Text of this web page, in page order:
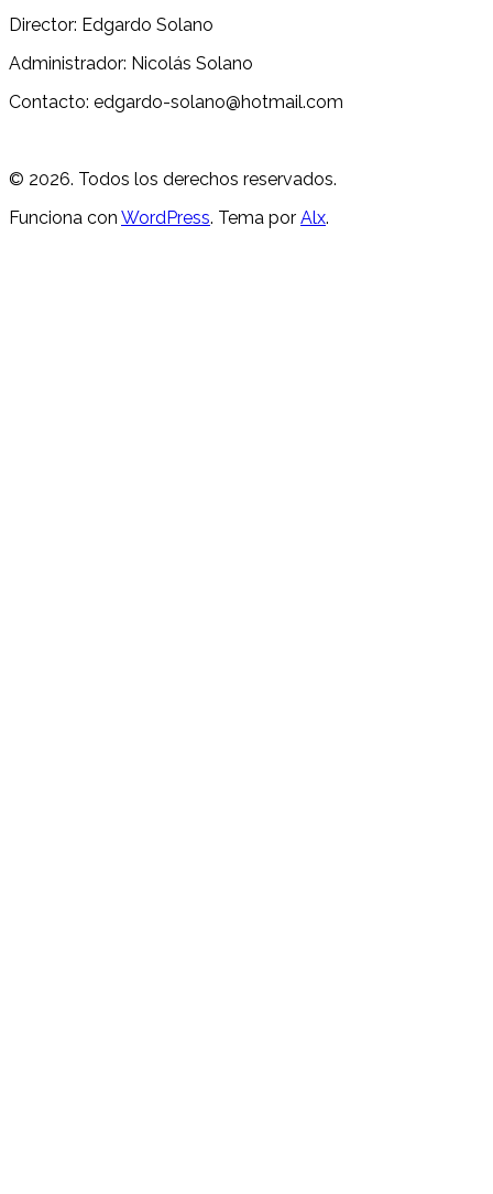
Director: Edgardo Solano
Administrador: Nicolás Solano
Contacto: edgardo-solano@hotmail.com
© 2026. Todos los derechos reservados.
Funciona con WordPress. Tema por Alx.